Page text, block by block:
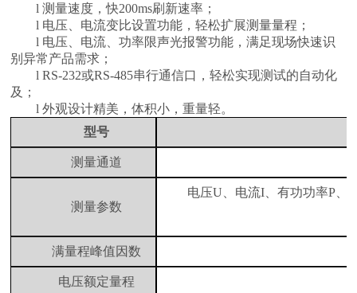
l测量速度，快200ms刷新速率；
l 电压、电流变比设置功能，轻松扩展测量量程；
l 电压、电流、功率限声光报警功能，满足现场快速识
别异常产品需求；
lRS-232或RS-485串行通信口，轻松实现测试的自动化
及；
l外观设计精美，体积小，重量轻。
型号
测量通道
测量参数
电压U 、电流I、有功功率P、
满量程峰值因数
电压额定量程